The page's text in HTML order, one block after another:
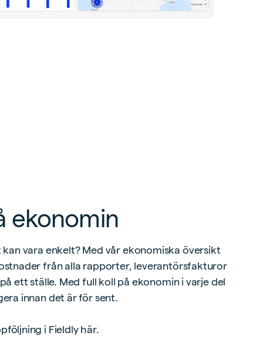
ekonomin
vara enkelt? Med vår ekonomiska översikt
från alla rapporter, leverantörsfakturor
ett ställe. Med full koll på ekonomin i varje del
innan det är för sent.
i Fieldly här.